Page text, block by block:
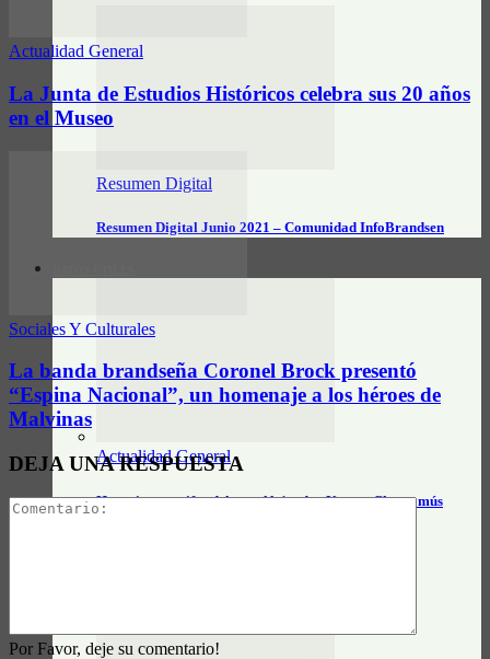
Resumen Digital
Resumen Digital Junio 2021 – Comunidad InfoBrandsen
Actualidad General
Horarios y tarifas del tren Alejandro Korn – Chascomús
Actualidad General
La Junta de Estudios Históricos celebra sus 20 años
en el Museo
Sociales Y Culturales
La banda brandseña Coronel Brock presentó
“Espina Nacional”, un homenaje a los héroes de
Malvinas
DEJA UNA RESPUESTA
Por Favor, deje su comentario!